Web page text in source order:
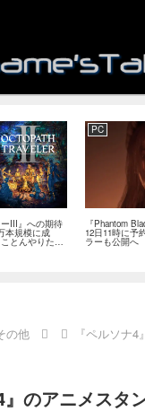
ーIII』への期待
本規模に成
とんやりた
PC
『Phantom
12日11時に予
ラーも公開へ
の他
『ペルソナ
』のアニメスタ